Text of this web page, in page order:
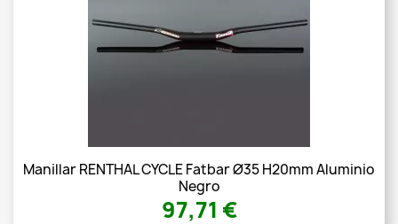
Manillar RENTHAL CYCLE Fatbar Ø35 H20mm Aluminio
Negro
97,71 €